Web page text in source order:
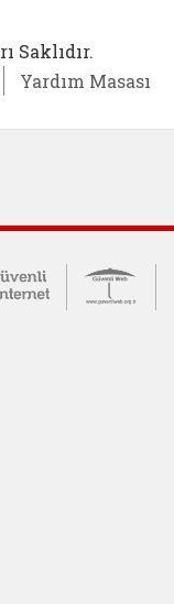
Saklıdır.
Yardım Masası
Merkezi
Güvende (yeni
Güvenli